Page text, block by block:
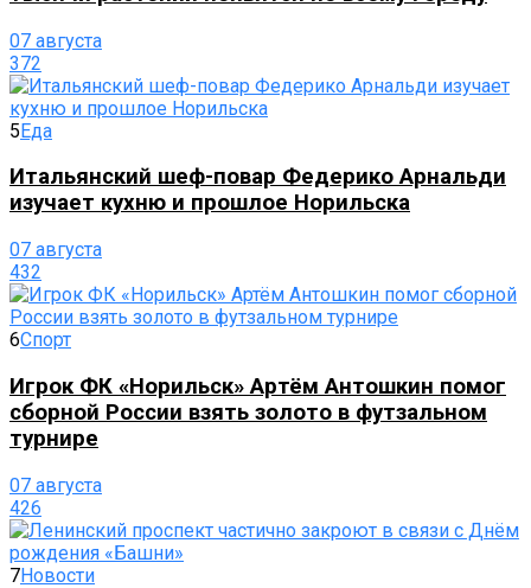
07 августа
372
5Еда
Итальянский шеф-повар Федерико Арнальди
изучает кухню и прошлое Норильска
07 августа
432
6Спорт
Игрок ФК «Норильск» Артём Антошкин помог
сборной России взять золото в футзальном
турнире
07 августа
426
7Новости